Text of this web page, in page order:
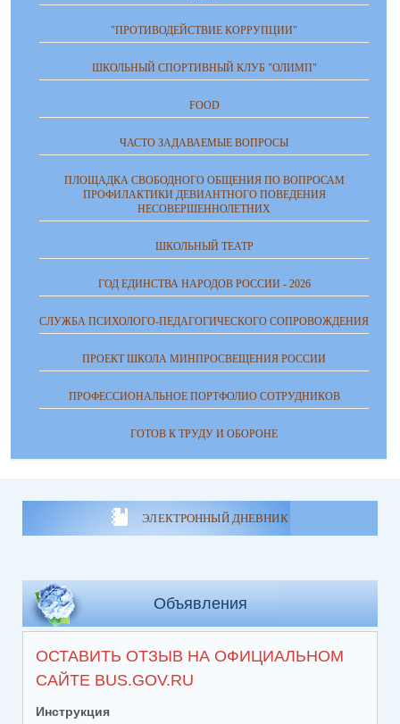
"ПРОТИВОДЕЙСТВИЕ КОРРУПЦИИ"
ШКОЛЬНЫЙ СПОРТИВНЫЙ КЛУБ "ОЛИМП"
FOOD
ЧАСТО ЗАДАВАЕМЫЕ ВОПРОСЫ
ПЛОЩАДКА СВОБОДНОГО ОБЩЕНИЯ ПО ВОПРОСАМ
ПРОФИЛАКТИКИ ДЕВИАНТНОГО ПОВЕДЕНИЯ
НЕСОВЕРШЕННОЛЕТНИХ
ШКОЛЬНЫЙ ТЕАТР
ГОД ЕДИНСТВА НАРОДОВ РОССИИ - 2026
СЛУЖБА ПСИХОЛОГО-ПЕДАГОГИЧЕСКОГО СОПРОВОЖДЕНИЯ
ПРОЕКТ ШКОЛА МИНПРОСВЕЩЕНИЯ РОССИИ
ПРОФЕССИОНАЛЬНОЕ ПОРТФОЛИО СОТРУДНИКОВ
ГОТОВ К ТРУДУ И ОБОРОНЕ
ЭЛЕКТРОННЫЙ ДНЕВНИК
Объявления
ОСТАВИТЬ ОТЗЫВ НА ОФИЦИАЛЬНОМ
САЙТЕ BUS.GOV.RU
Инструкция